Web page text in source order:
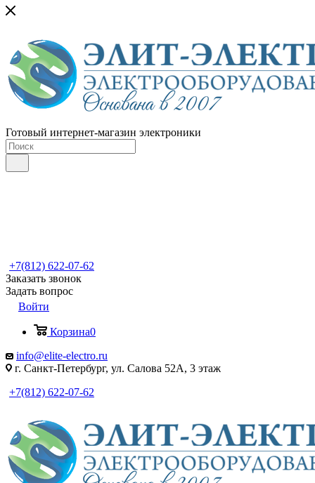
Готовый интернет-магазин электроники
+7(812) 622-07-62
Заказать звонок
Задать вопрос
Войти
Корзина0
info@elite-electro.ru
г. Санкт-Петербург, ул. Салова 52А, 3 этаж
+7(812) 622-07-62